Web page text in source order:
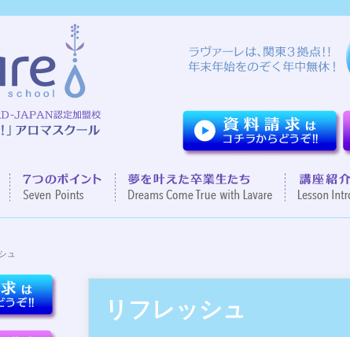
ラヴァーレについて７つのポイント 夢を叶えた
ュ
リフレッシュ